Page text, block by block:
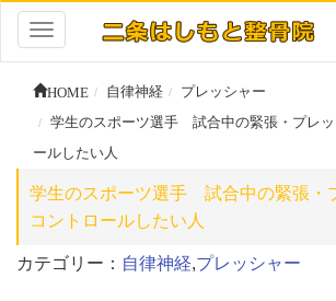
Toggle
navigation
HOME 自律神経
プレッシャー
学生のスポーツ選手 試合中の緊張・プレッ
ールしたい人
学生のスポーツ選手 試合中の緊張・
コントロールしたい人
カテゴリー： 自律神経,プレッシャー